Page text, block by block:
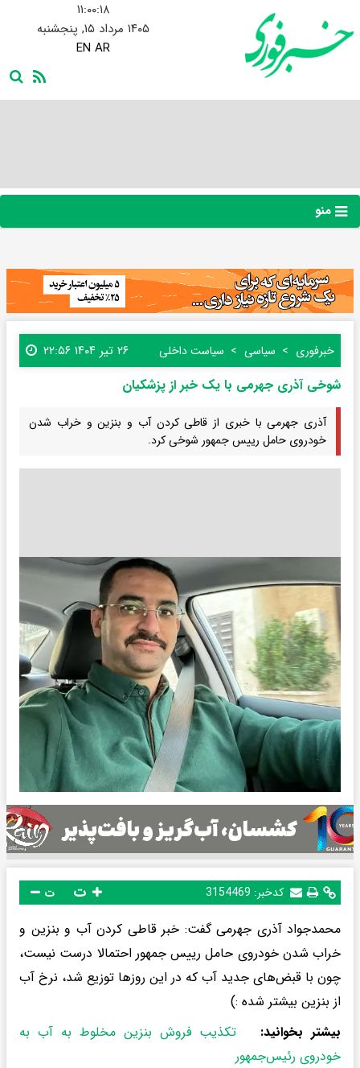
۱۱:۰۰:۱۹
۱۴۰۵ مرداد ۱۵, پنجشنبه
EN AR
منو
خبرفوری سیاسی سیاست داخلی ۲۶ تیر ۱۴۰۴ ۲۲:۵۶
شوخی آذری جهرمی با یک خبر از پزشکیان
آذری جهرمی با خبری از قاطی کردن آب و بنزین و خراب شدن
خودروی حامل رییس جمهور شوخی کرد.
کدخبر: 3154469 ت
محمدجواد آذری جهرمی گفت: خبر قاطی کردن آب و بنزین و
خراب شدن خودروی حامل رییس جمهور احتمالا درست نیست،
چون با قبض‌های جدید آب که در این روزها توزیع شد، نرخ آب
از بنزین بیشتر شده :)
بیشتر بخوانید:
تکذیب فروش بنزین مخلوط به آب به
خودروی رئیس‌جمهور